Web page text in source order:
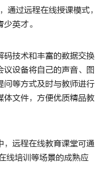
过远程在线授课模式，
英才。
码技术和丰富的数据交换
设备将自己的声音、图
问等方式及时与教师进行
体文件，方便优质精品教
，远程在线教育课堂可通
线培训等场景的成熟应